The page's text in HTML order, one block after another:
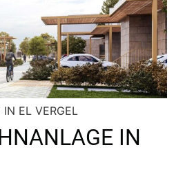
EL VERGEL
IN